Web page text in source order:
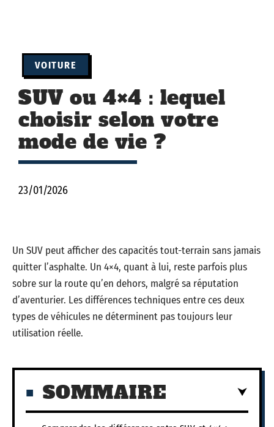
VOITURE
SUV ou 4×4 : lequel
choisir selon votre
mode de vie ?
23/01/2026
Un SUV peut afficher des capacités tout-terrain sans jamais
quitter l’asphalte. Un 4×4, quant à lui, reste parfois plus
sobre sur la route qu’en dehors, malgré sa réputation
d’aventurier. Les différences techniques entre ces deux
types de véhicules ne déterminent pas toujours leur
utilisation réelle.
SOMMAIRE